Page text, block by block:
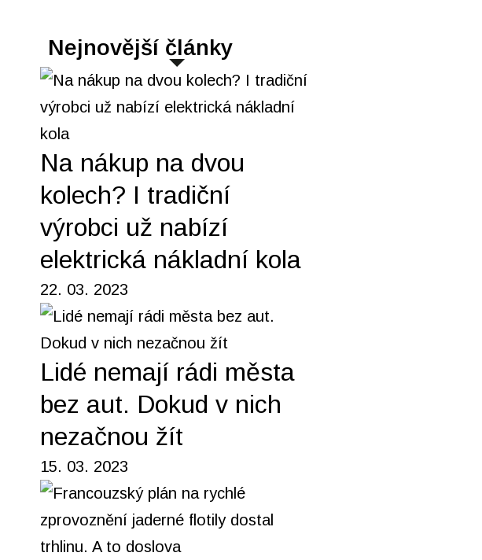
Nejnovější články
Na nákup na dvou
kolech? I tradiční
výrobci už nabízí
elektrická nákladní kola
22. 03. 2023
Lidé nemají rádi města
bez aut. Dokud v nich
nezačnou žít
15. 03. 2023